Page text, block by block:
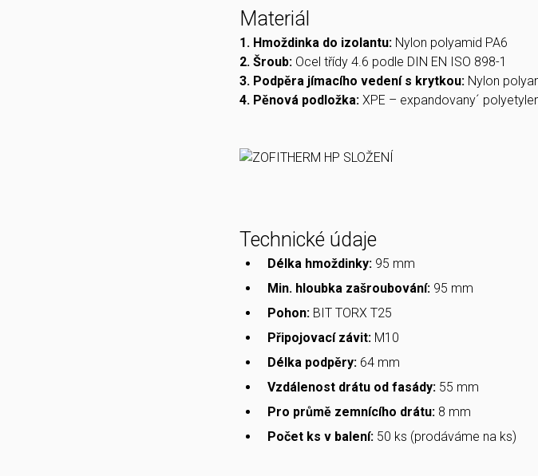
Materiál
1. Hmoždinka do izolantu: Nylon polyamid PA6
2. Šroub: Ocel třídy 4.6 podle DIN EN ISO 898-1
3. Podpěra jímacího vedení s krytkou: Nylon
4. Pěnová podložka: XPE – expandovany´
Technické údaje
Délka hmoždinky: 95 mm
Min. hloubka zašroubování: 95 mm
Pohon: BIT TORX T25
Připojovací závit: M10
Délka podpěry: 64 mm
Vzdálenost drátu od fasády: 55 mm
Pro průmě zemnícího drátu: 8 mm
Počet ks v balení: 50 ks (prodáváme na ks)